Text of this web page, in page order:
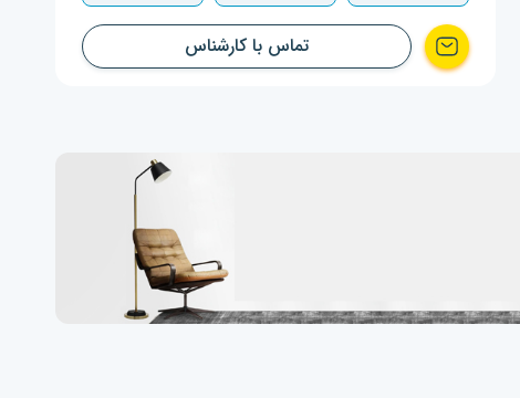
تماس با کارشناس